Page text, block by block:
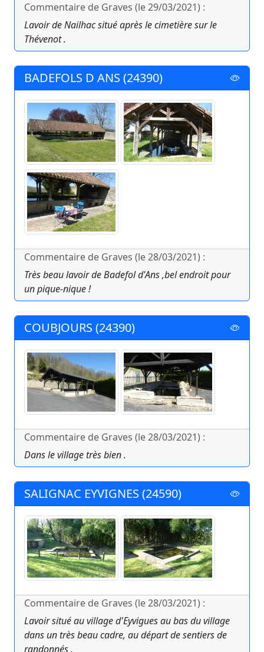
Commentaire de Graves (le 29/03/2021) :
Lavoir de Nailhac situé après le cimetière sur le
Thévenot .
BADEFOLS D ANS (24390)
Commentaire de Graves (le 28/03/2021) :
Très beau lavoir de Badefol d'Ans ,bel endroit pour
un pique-nique !
COUBJOURS (24390)
Commentaire de Graves (le 28/03/2021) :
Dans le village très bien .
SALIGNAC EYVIGNES (24590)
Commentaire de Graves (le 28/03/2021) :
Lavoir situé au village d'Eyvigues au bas du village
dans un très beau cadre, au départ de sentiers de
randonnés .